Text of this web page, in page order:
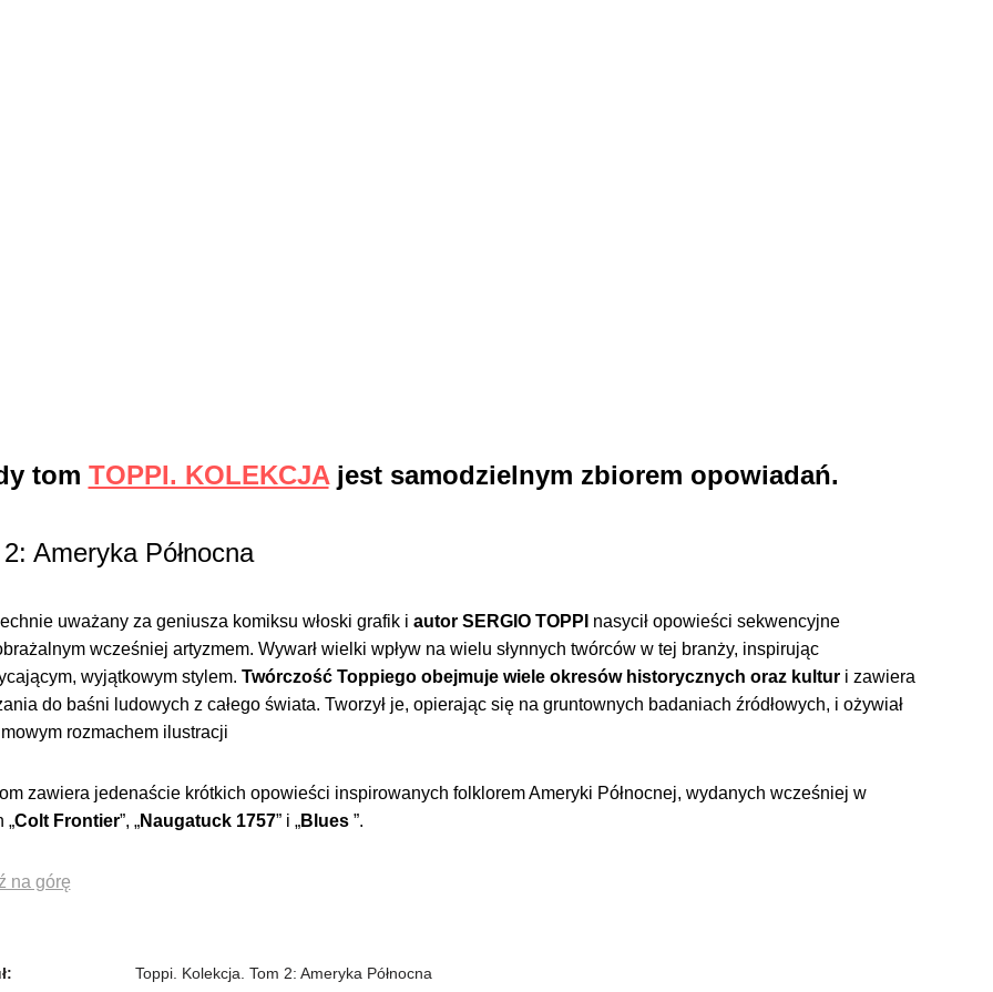
tom TOPPI. KOLEKCJA jest samodzielnym zbiorem opowiadań.
Ameryka Północna
uważany za geniusza komiksu włoski grafik i autor SERGIO TOPPI nasycił opowieści sekwencyjne
wcześniej artyzmem. Wywarł wielki wpływ na wielu słynnych twórców w tej branży, inspirując
wyjątkowym stylem. Twórczość Toppiego obejmuje wiele okresów historycznych oraz kulturi zawiera
do baśni ludowych z całego świata. Tworzył je, opierając się na gruntownych badaniach źródłowych, i ożywiał
rozmachem ilustracji
zawiera jedenaście krótkich opowieści inspirowanych folklorem Ameryki Północnej, wydanych wcześniej w
„Colt Frontier”, „Naugatuck 1757” i „Blues”.
na górę
Toppi. Kolekcja. Tom 2: Ameryka Północna